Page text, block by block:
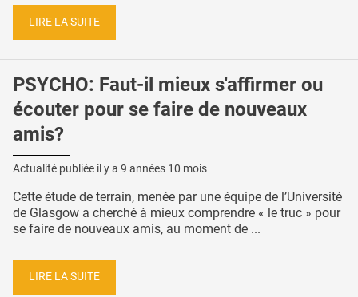
LIRE LA SUITE
PSYCHO: Faut-il mieux s'affirmer ou
écouter pour se faire de nouveaux
amis?
Actualité publiée il y a 9 années 10 mois
Cette étude de terrain, menée par une équipe de l’Université
de Glasgow a cherché à mieux comprendre « le truc » pour
se faire de nouveaux amis, au moment de ...
LIRE LA SUITE